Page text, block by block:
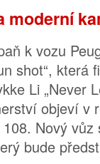
moderní
k vozu
shot“, která
Li „Never
objeví v
Nový
bude